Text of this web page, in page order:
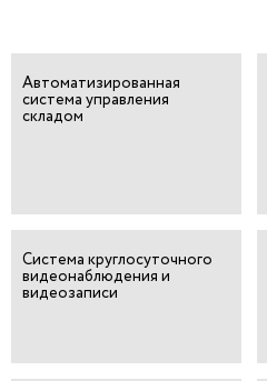
Автоматизированная
система управления
складом
Система круглосуточного
видеонаблюдения и
видеозаписи